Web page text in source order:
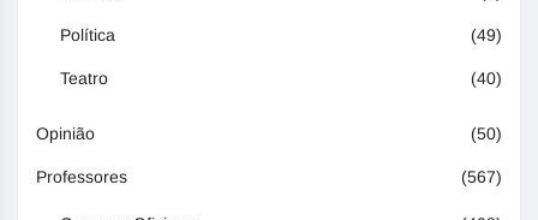
Política (49)
Teatro (40)
Opinião (50)
Professores (567)